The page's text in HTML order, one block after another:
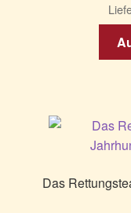
Das